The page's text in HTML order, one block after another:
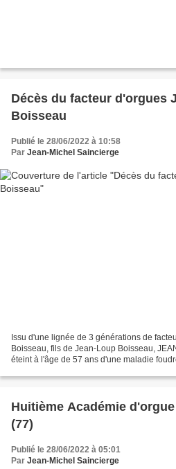
Décès du facteur d'orgues
Boisseau
Publié le 28/06/2022 à 10:58
Par Jean-Michel Saincierge
Issu d'une lignée de 3 générations de
Boisseau, fils de Jean-Loup Boisseau,
éteint à l'âge de 57 ans d'une maladie
Huitième Académie
(77)
Publié le 28/06/2022 à 05:01
Par Jean-Michel Saincierge